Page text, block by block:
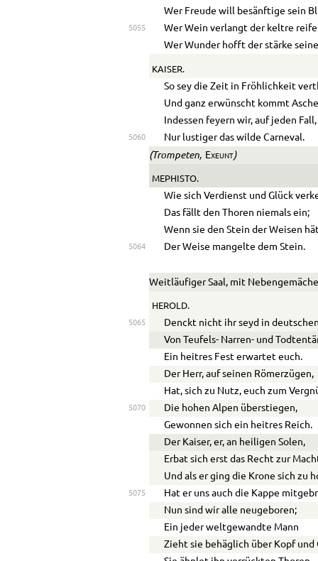
Wer Freude will besänftige sein
5055
Wer Wein verlangt der keltre reife
Wer Wunder hofft der stärke
KAISER.
So sey die Zeit in Fröhlichkeit
Und ganz erwünscht kommt
Indessen feyern wir, auf jeden Fall,
5060 Nur lustiger das wilde Carneval.
(Trompeten, Exeunt)
MEPHISTO.
Wie sich Verdienst und Glück
Das fällt den Thoren niemals ein;
Wenn sie den Stein der Weisen
5064 Der Weise mangelte dem Stein.
Weitläufiger Saal, mit
HEROLD.
5065
Denckt nicht ihr seyd in
Von Teufels- Narren- und
Ein heitres Fest erwartet euch.
Der Herr, auf seinen Römerzügen,
Hat, sich zu Nutz, euch zum
5070
Die hohen Alpen überstiegen,
Gewonnen sich ein heitres Reich.
Der Kaiser, er, an heiligen Solen,
Erbat sich erst das Recht zur
Und als er ging die Krone sich zu
5075
Hat er uns auch die Kappe
Nun sind wir alle neugeboren;
Ein jeder weltgewandte Mann
Zieht sie behäglich über Kopf und